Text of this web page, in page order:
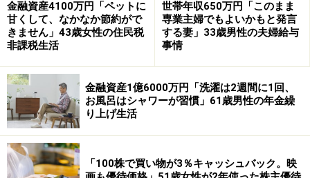
ひと月の支出は「多い時で20万円前後」。年金だけで
「毎月賄えている」と回答されています。
「元々浪費家ではなく日々節約志向」
年金以外の収入に「親から譲り受けた株式の配当が年に
15万円程度」あるとのこと。
それでも今まで年金以外で生活費を「補填した事はあり
金融資産4100万円「ペットに
甘くして、なかなか節約がで
きません」43歳女性の住民税
非課税生活
世帯年収650万円「このまま
専業主婦でもよいかもと発言
する妻」33歳男性の夫婦給与
事情
金融資産1億6000万円「洗濯は2週間に1回、
お風呂はシャワーが習慣」61歳男性の年金繰
り上げ生活
「100株で買い物が3％キャッシュバック。映